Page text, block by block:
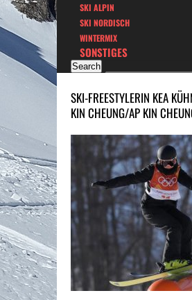
SKI ALPIN
SKI NORDISCH
WINTERMIX
SONSTIGES
SKI-FREESTYLERIN KEA
KIN CHEUNG/AP KIN